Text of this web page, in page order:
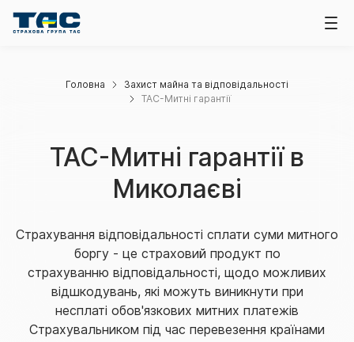
Головна
Захист майна та відповідальності
ТАС-Митні гарантії
ТАС-Митні гарантії в
Миколаєві
Страхування відповідальності сплати суми митного
боргу - це страховий продукт по
страхуванню відповідальності, щодо можливих
відшкодувань, які можуть виникнути при
несплаті обов'язкових митних платежів
Страхувальником під час перевезення країнами